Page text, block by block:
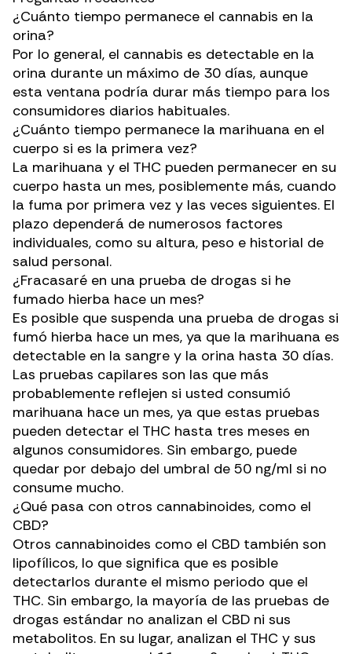
¿Cuánto tiempo permanece el cannabis en la
orina?
Por lo general, el cannabis es detectable en la
orina durante un máximo de 30 días, aunque
esta ventana podría durar más tiempo para los
consumidores diarios habituales.
¿Cuánto tiempo permanece la marihuana en el
cuerpo si es la primera vez?
La marihuana y el THC pueden permanecer en su
cuerpo hasta un mes, posiblemente más, cuando
la fuma por primera vez y las veces siguientes. El
plazo dependerá de numerosos factores
individuales, como su altura, peso e historial de
salud personal.
¿Fracasaré en una prueba de drogas si he
fumado hierba hace un mes?
Es posible que suspenda una prueba de drogas si
fumó hierba hace un mes, ya que la marihuana es
detectable en la sangre y la orina hasta 30 días.
Las pruebas capilares son las que más
probablemente reflejen si usted consumió
marihuana hace un mes, ya que estas pruebas
pueden detectar el THC hasta tres meses en
algunos consumidores. Sin embargo, puede
quedar por debajo del umbral de 50 ng/ml si no
consume mucho.
¿Qué pasa con otros cannabinoides, como el
CBD?
Otros cannabinoides como el CBD también son
lipofílicos, lo que significa que es posible
detectarlos durante el mismo periodo que el
THC. Sin embargo, la mayoría de las pruebas de
drogas estándar no analizan el CBD ni sus
metabolitos. En su lugar, analizan el THC y sus